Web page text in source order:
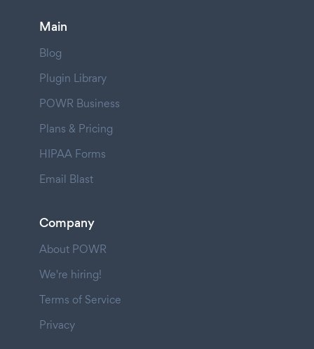
Main
Blog
Plugin Library
POWR Business
Plans & Pricing
HIPAA Forms
Email Blast
Company
About POWR
We're hiring!
Terms of Service
Privacy